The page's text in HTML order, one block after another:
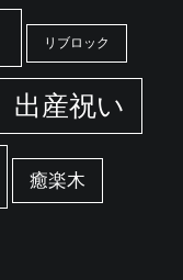
リブロック
出産祝い
癒楽木